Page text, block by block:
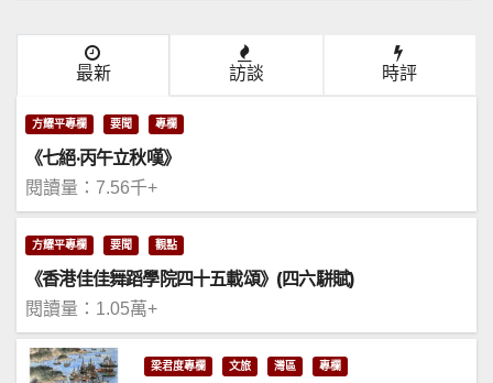
最新 訪談 時評
方耀平專欄 要聞 專欄
《七絕·丙午立秋嘆》
閱讀量：7.56千+
方耀平專欄 要聞 觀點
《香港佳佳舞蹈學院四十五載頌》(四六駢賦)
閱讀量：1.05萬+
梁君度專欄 文旅 灣區 專欄